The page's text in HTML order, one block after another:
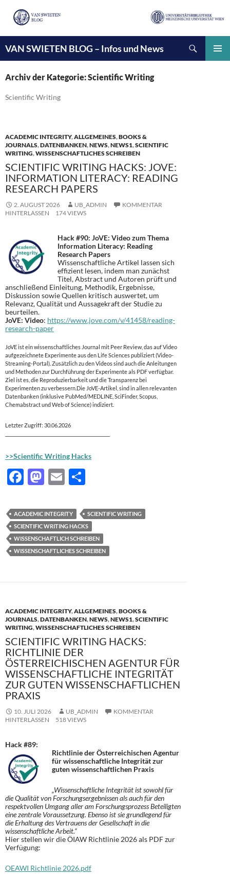
VAN SWIETEN BLOG – Infos und News
INHALT
SPRINGEN
Archiv der Kategorie: Scientific Writing
Scientific Writing
ACADEMIC INTEGRITY,ALLGEMEINES,BOOKS &
JOURNALS,DATENBANKEN,NEWS,NEWS1,SCIENTIFIC
WRITING,WISSENSCHAFTLICHES SCHREIBEN
SCIENTIFIC WRITING HACKS: JOVE:
INFORMATION LITERACY: READING
RESEARCH PAPERS
2. AUGUST 2026 UB_ADMIN
KOMMENTAR
HINTERLASSEN
174 VIEWS
Hack #90: JoVE: Video zum Thema
Information Literacy: Reading
Research Papers
Wissenschaftliche Artikel lassen sich
effizient lesen, indem man zunächst
Titel, Abstract und Autoren prüft und
anschließend Einleitung, Methodik, Ergebnisse,
Diskussion sowie Quellen kritisch auswertet, um
Relevanz, Qualität und Aussagekraft der Studie zu
beurteilen.
JoVE: Video: https://www.jove.com/v/41458/reading-
research-paper
JoVE ist ein wissenschaftliches Journal mit Peer Review, das auf Video
aufgezeichnete Experimente aus den Life Sciences publiziert (Video-
Streaming-Portal). Zusätzlich zu den Videos sind auch die Anleitungen
und Methoden zur Durchführung der Experimente als PDF verfügbar.
Ziel ist es, die Reproduzierbarkeit und die Transparenz bei
Experimenten zu verbessern.Die JoVE-Artikel, sind in allen relevanten
Datenbanken (inklusive PubMed/MEDLINE, SciFinder, Scopus,
Chemabstract und Web of Science) indiziert.
Letzter Zugriff: 30.06.2026
>>Scientific Writing Hacks
F
e
b
o
o
M
to
d
o
n
E
ail le
n
ACADEMIC INTEGRITY
SCIENTIFIC WRITING
SCIENTIFIC WRITING HACKS
WISSENSCHAFTLICH SCHREIBEN
WISSENSCHAFTLICHES SCHREIBEN
ACADEMIC INTEGRITY,ALLGEMEINES,BOOKS &
JOURNALS,DATENBANKEN,NEWS,NEWS1,SCIENTIFIC
WRITING,WISSENSCHAFTLICHES SCHREIBEN
SCIENTIFIC WRITING HACKS:
RICHTLINIE DER
ÖSTERREICHISCHEN AGENTUR FÜR
WISSENSCHAFTLICHE INTEGRITÄT
ZUR GUTEN WISSENSCHAFTLICHEN
PRAXIS
10. JULI 2026 UB_ADMIN
KOMMENTAR
HINTERLASSEN
518 VIEWS
Hack #89:
Richtlinie der Österreichischen Agentur
für wissenschaftliche Integrität zur
guten wissenschaftlichen Praxis
„Wissenschaftliche Integrität ist sowohl für
die Qualität von Forschungsergebnissen als auch für den
respektvollen Umgang aller am Forschungsprozess Beteiligten
eine zentrale Voraussetzung. Ebenso ist sie grundlegend für
die Erhaltung des Vertrauens der Gesellschaft in die
wissenschaftliche Arbeit.“
Hier stellen wir die ÖIAW Richtlinie 2026 als PDF zur
Verfügung:
OEAWI Richtlinie 2026.pdf